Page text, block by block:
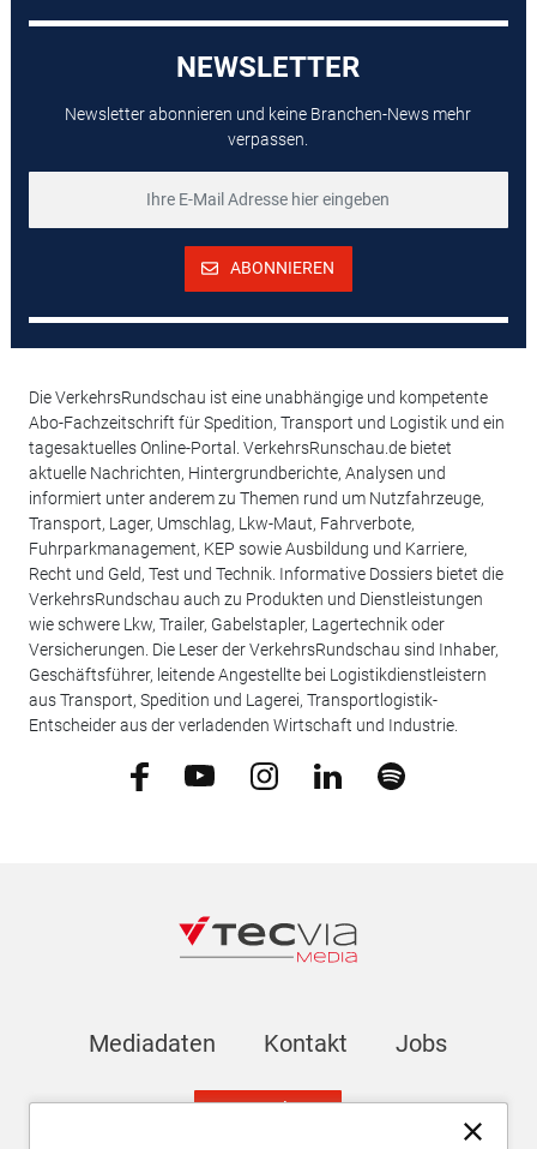
NEWSLETTER
Newsletter abonnieren und keine Branchen-News mehr
verpassen.
ABONNIEREN
Die VerkehrsRundschau ist eine unabhängige und kompetente
Abo-Fachzeitschrift für Spedition, Transport und Logistik und ein
tagesaktuelles Online-Portal. VerkehrsRunschau.de bietet
aktuelle Nachrichten, Hintergrundberichte, Analysen und
informiert unter anderem zu Themen rund um Nutzfahrzeuge,
Transport, Lager, Umschlag, Lkw-Maut, Fahrverbote,
Fuhrparkmanagement, KEP sowie Ausbildung und Karriere,
Recht und Geld, Test und Technik. Informative Dossiers bietet die
VerkehrsRundschau auch zu Produkten und Dienstleistungen
wie schwere Lkw, Trailer, Gabelstapler, Lagertechnik oder
Versicherungen. Die Leser der VerkehrsRundschau sind Inhaber,
Geschäftsführer, leitende Angestellte bei Logistikdienstleistern
aus Transport, Spedition und Lagerei, Transportlogistik-
Entscheider aus der verladenden Wirtschaft und Industrie.
Mediadaten Kontakt Jobs
Newsletter